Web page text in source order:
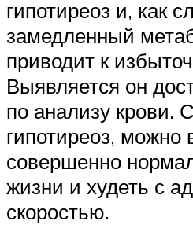
гипотиреоз и, как
замедленный
приводит к
Выявляется он
по анализу крови.
гипотиреоз, можно
совершенно
жизни и худеть с
скоростью.